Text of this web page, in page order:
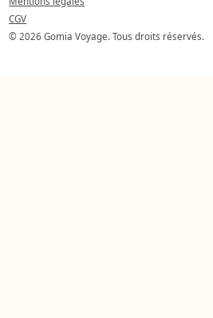
CGV
© 2026 Gomia Voyage. Tous droits réservés.